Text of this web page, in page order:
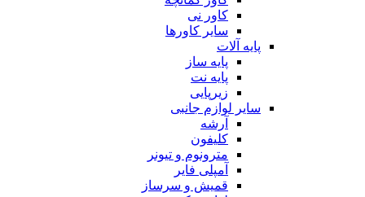
کاور نی
سایر کاورها
پایه آلات
پایه ساز
پایه نت
زیرپایی
سایر لوازم جانبی
آرشه
کلیفون
مترونوم و تیونر
آمپلی فایر
قمیش و سرساز